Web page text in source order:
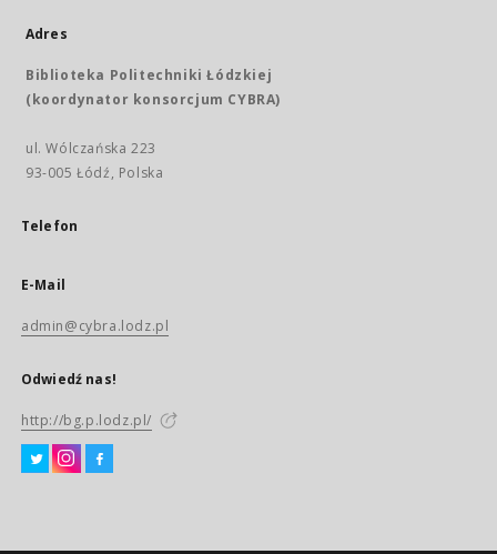
Adres
Biblioteka Politechniki Łódzkiej
(koordynator konsorcjum CYBRA)
ul. Wólczańska 223
93-005 Łódź, Polska
Telefon
E-Mail
admin@cybra.lodz.pl
Odwiedź nas!
http://bg.p.lodz.pl/